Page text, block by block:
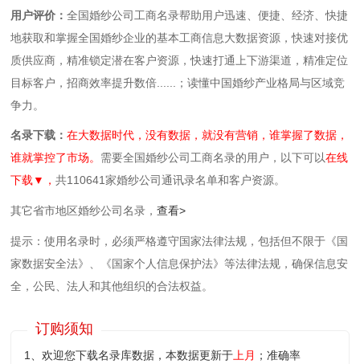
用户评价：全国婚纱公司工商名录帮助用户迅速、便捷、经济、快捷
地获取和掌握全国婚纱企业的基本工商信息大数据资源，快速对接优
质供应商，精准锁定潜在客户资源，快速打通上下游渠道，精准定位
目标客户，招商效率提升数倍......；读懂中国婚纱产业格局与区域竞
争力。
名录下载：在大数据时代，没有数据，就没有营销，谁掌握了数据，
谁就掌控了市场。 需要全国婚纱公司工商名录的用户，以下可以在线
下载▼，共110641家婚纱公司通讯录名单和客户资源。
其它省市地区婚纱公司名录，查看>
提示：使用名录时，必须严格遵守国家法律法规，包括但不限于《国
家数据安全法》、《国家个人信息保护法》等‌法律法规，确保信息安
全，公民、法人和其他组织的合法权益。
订购须知
1、欢迎您下载名录库数据，本数据更新于 上月 ；准确率